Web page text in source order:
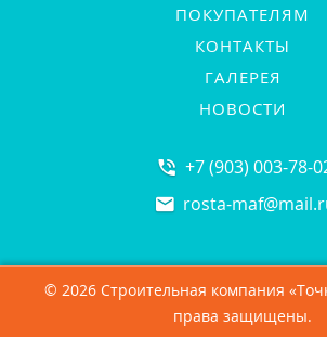
ПОКУПАТЕЛЯМ
КОНТАКТЫ
ГАЛЕРЕЯ
НОВОСТИ
+7 (903) 003-78-
rosta-maf@
© 2026 Строительная компания
права защищены.